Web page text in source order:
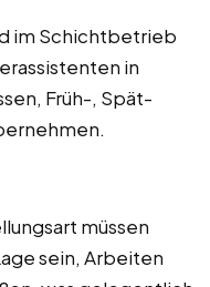
im Schichtbetrieb
in
Früh-, Spät-
müssen
sein, Arbeiten